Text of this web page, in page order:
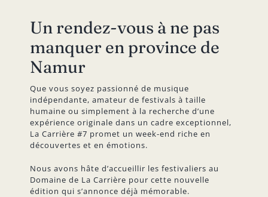
Un rendez-vous à ne pas
manquer en province de
Namur
Que vous soyez passionné de musique
indépendante, amateur de festivals à taille
humaine ou simplement à la recherche d’une
expérience originale dans un cadre exceptionnel,
La Carrière #7 promet un week-end riche en
découvertes et en émotions.
Nous avons hâte d’accueillir les festivaliers au
Domaine de La Carrière pour cette nouvelle
édition qui s’annonce déjà mémorable.